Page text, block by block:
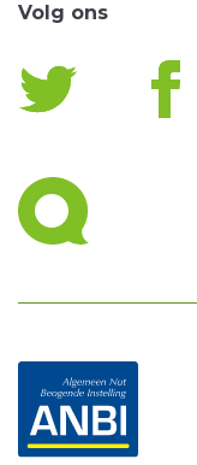
Volg ons